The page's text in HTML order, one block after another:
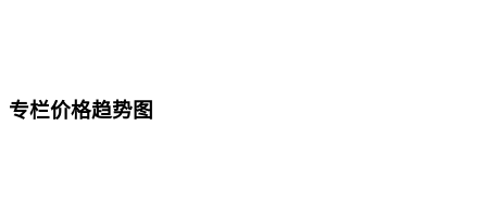
专栏价格趋势图